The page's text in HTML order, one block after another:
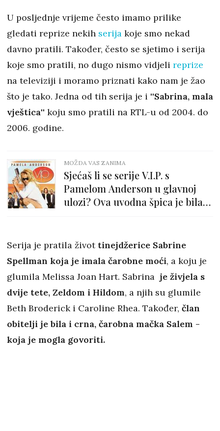
U posljednje vrijeme često imamo prilike
gledati reprize nekih serija koje smo nekad
davno pratili. Također, često se sjetimo i serija
koje smo pratili, no dugo nismo vidjeli reprize
na televiziji i moramo priznati kako nam je žao
što je tako. Jedna od tih serija je i ''Sabrina, mala
vještica'' koju smo pratili na RTL-u od 2004. do
2006. godine.
MOŽDA VAS ZANIMA
Sjećaš li se serije V.I.P. s
Pamelom Anderson u glavnoj
ulozi? Ova uvodna špica je bila
Serija je pratila živottinejdžerice Sabrine
Spellman koja je imala čarobne moći, a koju je
glumila Melissa Joan Hart. Sabrina je živjela s
dvije tete, Zeldom i Hildom, a njih su glumile
Beth Broderick i Caroline Rhea. Također, član
obitelji je bila i crna, čarobna mačka Salem -
koja je mogla govoriti.